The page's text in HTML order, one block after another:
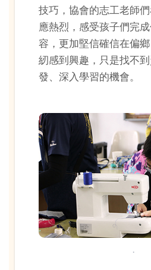
技巧，協會的志工老師
應熱烈，感受孩子們完
容，更加堅信確信在偏
紉感到興趣，只是找不
發、深入學習的機會。
.